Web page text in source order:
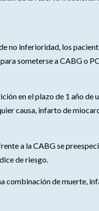
no inferioridad, los
someterse a CABG o
en el plazo de 1 año
causa, infarto de
a la CABG se
de riesgo.
combinación de muerte,